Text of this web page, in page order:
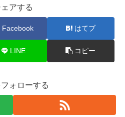
ェアする
Facebook はてブ
LINE コピー
ォローする